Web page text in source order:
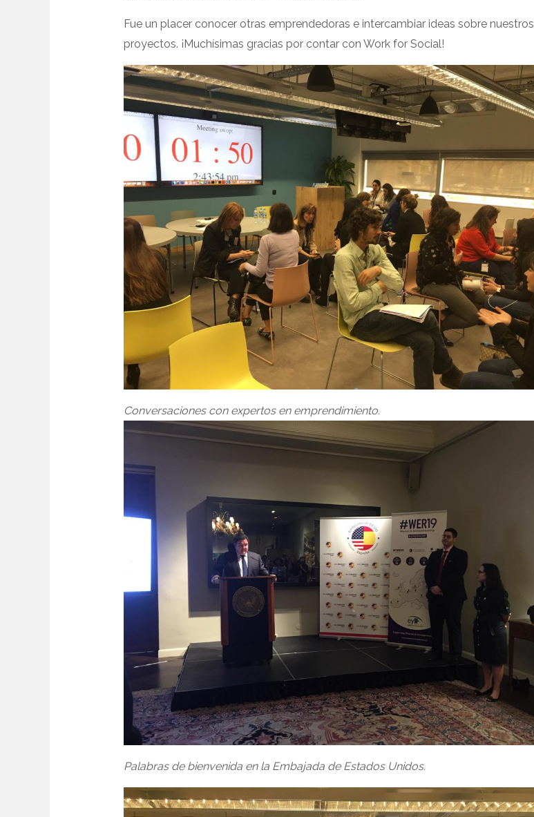
Fue un placer conocer otras emprendedoras e intercambiar ideas sobre nuestros
proyectos. ¡Muchísimas gracias por contar con Work for Social!
Conversaciones con expertos en emprendimiento.
Palabras de bienvenida en la Embajada de Estados Unidos.